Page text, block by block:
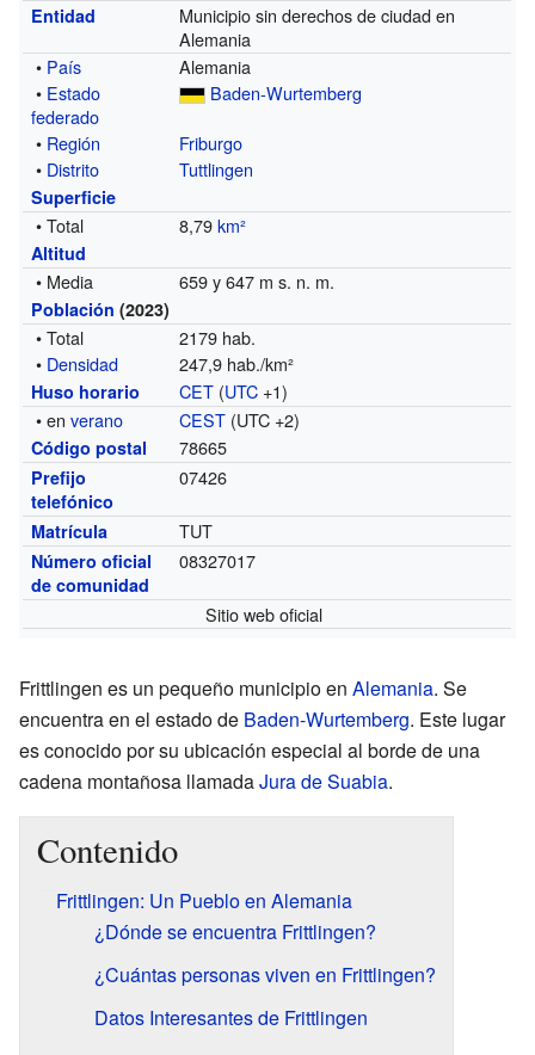
Entidad
Municipio sin derechos de ciudad en
Alemania
• País
Alemania
• Estado
federado
Baden-Wurtemberg
• Región
Friburgo
• Distrito Tuttlingen
Superficie
• Total 8,79km²
Altitud
• Media 659 y 647 m s. n. m.
Población (2023)
• Total
2179 hab.
• Densidad 247,9 hab./km²
Huso horario CET (UTC +1)
• enverano CEST (UTC +2)
Código postal 78665
Prefijo
telefónico
07426
Matrícula TUT
Número oficial
de comunidad
08327017
Sitio web oficial
Frittlingen es un pequeño municipio en Alemania. Se
encuentra en el estado de Baden-Wurtemberg. Este lugar
es conocido por su ubicación especial al borde de una
cadena montañosa llamadaJura de Suabia.
Contenido
Frittlingen: Un Pueblo en Alemania
¿Dónde se encuentra Frittlingen?
¿Cuántas personas viven en Frittlingen?
Datos Interesantes de Frittlingen